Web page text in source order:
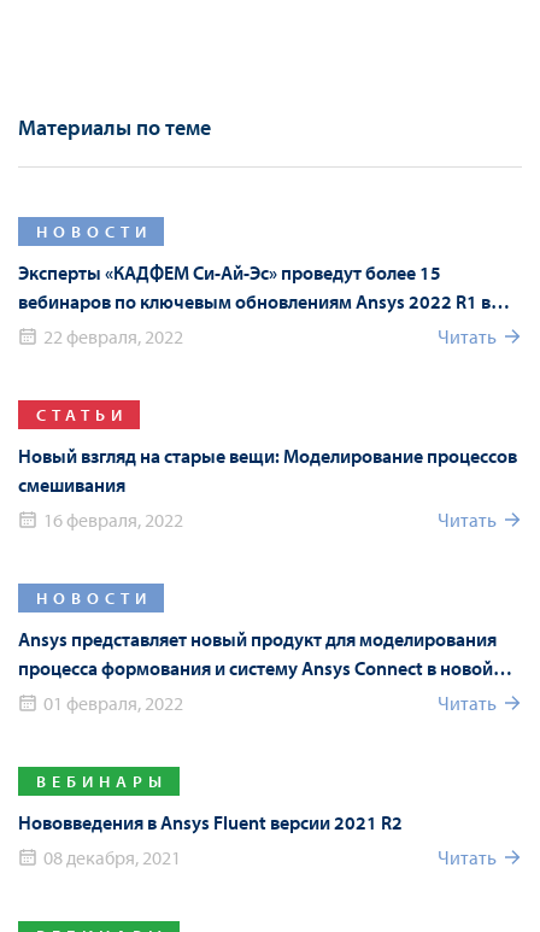
Материалы по теме
НОВОСТИ
Эксперты «КАДФЕМ Си-Ай-Эс» проведут более 15
вебинаров по ключевым обновлениям Ansys 2022 R1 в
рамках Форума Ansys
22 февраля, 2022 Читать
СТАТЬИ
Новый взгляд на старые вещи: Моделирование процессов
смешивания
16 февраля, 2022
Читать
НОВОСТИ
Ansys представляет новый продукт для моделирования
процесса формования и систему Ansys Connect в новой
версии Ansys 2022 R1
01 февраля, 2022 Читать
ВЕБИНАРЫ
Нововведения в Ansys Fluent версии 2021 R2
08 декабря, 2021
Читать